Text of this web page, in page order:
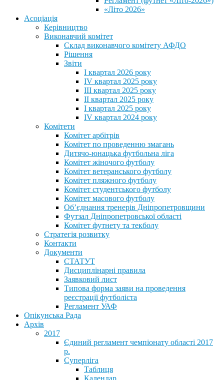
«Літо 2026»
Асоціація
Керівництво
Виконавчий комітет
Склад виконавчого комітету АФДО
Рішення
Звіти
I квартал 2026 року
IV квартал 2025 року
III квартал 2025 року
II квартал 2025 року
I квартал 2025 року
IV квартал 2024 року
Комітети
Комітет арбітрів
Комітет по проведенню змагань
Дитячо-юнацька футбольна ліга
Комітет жіночого футболу
Комітет ветеранського футболу
Комітет пляжного футболу
Комітет студентського футболу
Комітет масового футболу
Обʼєднання тренерів Дніпропетровщини
Футзал Дніпропетровської області
Комітет футнету та текболу
Стратегія розвитку
Контакти
Документи
СТАТУТ
Дисциплінарні правила
Заявковий лист
Типова форма заяви на проведення
реєстрації футболіста
Регламент УАФ
Опікунська Рада
Архів
2017
Єдиний регламент чемпіонату області 2017
р.
Суперліга
Таблиця
Календар